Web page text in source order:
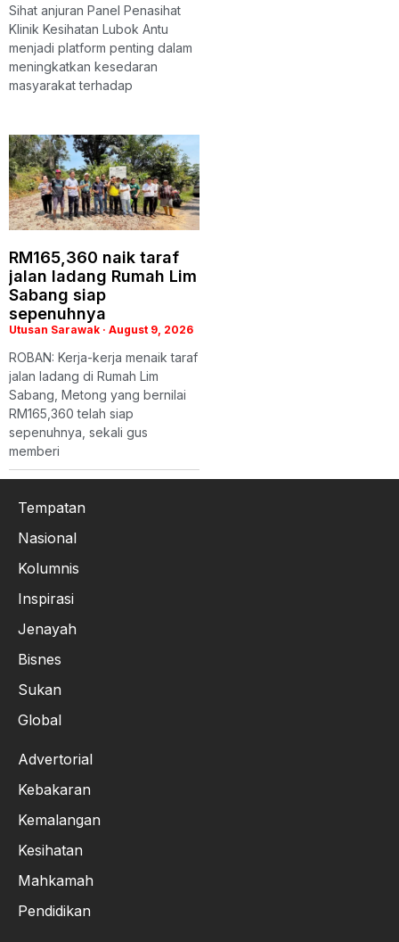
Sihat anjuran Panel Penasihat
Klinik Kesihatan Lubok Antu
menjadi platform penting dalam
meningkatkan kesedaran
masyarakat terhadap
RM165,360 naik taraf
jalan ladang Rumah Lim
Sabang siap
sepenuhnya
Utusan Sarawak August 9, 2026
ROBAN: Kerja-kerja menaik taraf
jalan ladang di Rumah Lim
Sabang, Metong yang bernilai
RM165,360 telah siap
sepenuhnya, sekali gus
memberi
Tempatan
Nasional
Kolumnis
Inspirasi
Jenayah
Bisnes
Sukan
Global
Advertorial
Kebakaran
Kemalangan
Kesihatan
Mahkamah
Pendidikan